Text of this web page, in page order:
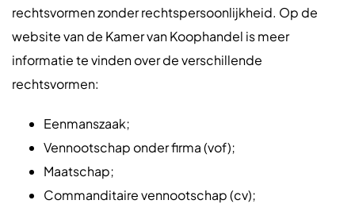
rechtsvormen zonder rechtspersoonlijkheid. Op de
website van de Kamer van Koophandel is meer
informatie te vinden over de verschillende
rechtsvormen:
Eenmanszaak;
Vennootschap onder firma (vof);
Maatschap;
Commanditaire vennootschap (cv);